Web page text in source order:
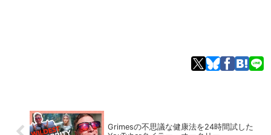
Grimesの不思議な健康法を24時間試した